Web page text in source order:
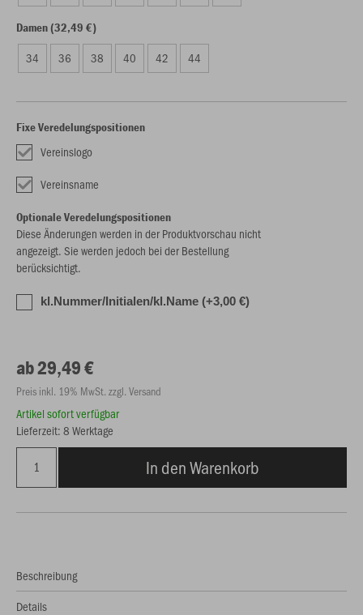
Damen (32,49 €)
34 36 38 40 42 44
Fixe Veredelungspositionen
Vereinslogo
Vereinsname
Optionale Veredelungspositionen
Diese Änderungen werden in der Produktvorschau nicht
angezeigt. Sie werden jedoch bei der Bestellung
berücksichtigt.
kl.Nummer/Initialen/kl.Name (+3,00 €)
ab 29,49 €
Preis inkl. 19% MwSt. zzgl. Versand
Artikel sofort verfügbar
Lieferzeit: 8 Werktage
In den Warenkorb
Beschreibung
Details